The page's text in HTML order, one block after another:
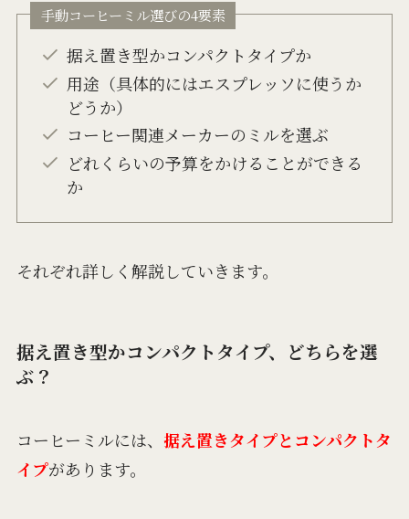
手動コーヒーミル選びの4要素
据え置き型かコンパクトタイプか
用途（具体的にはエスプレッソに使うか
どうか）
コーヒー関連メーカーのミルを選ぶ
どれくらいの予算をかけることができる
か
それぞれ詳しく解説していきます。
据え置き型かコンパクトタイプ、どちらを選
ぶ？
コーヒーミルには、 据え置きタイプとコンパクトタ
イプがあります。